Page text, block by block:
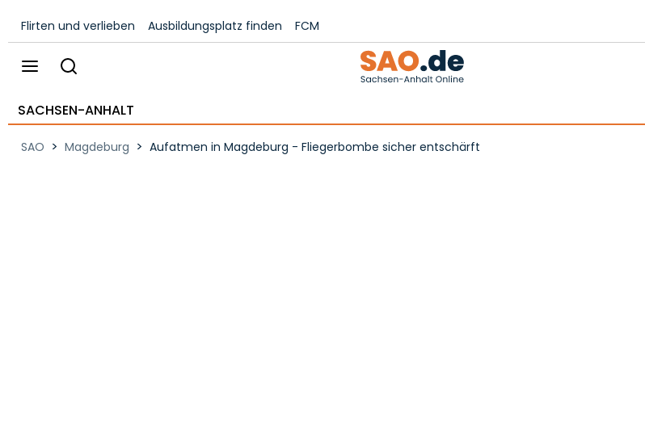
Flirten und verlieben Ausbildungsplatz finden FCM
SACHSEN-ANHALT
SAO > Magdeburg > Aufatmen in Magdeburg - Fliegerbombe sicher entschärft